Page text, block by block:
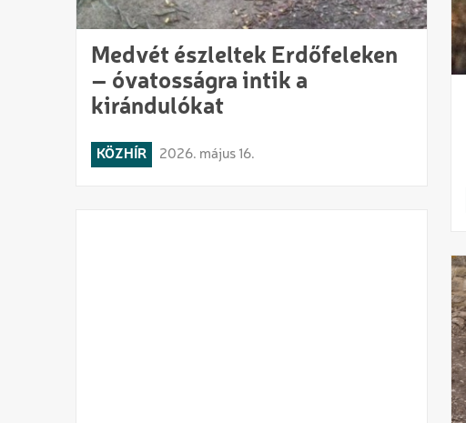
Medvét észleltek Erdőfeleken
– óvatosságra intik a
kirándulókat
KÖZHÍR 2026. május 16.